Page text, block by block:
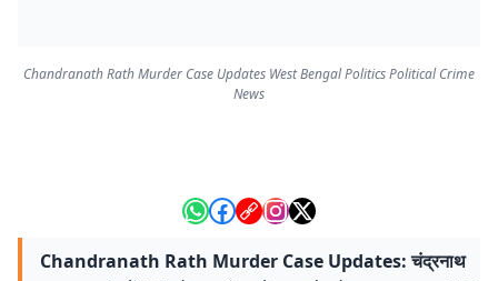
Chandranath Rath Murder Case Updates West Bengal Politics Political Crime
News
Chandranath Rath Murder Case Updates: चंद्रनाथ